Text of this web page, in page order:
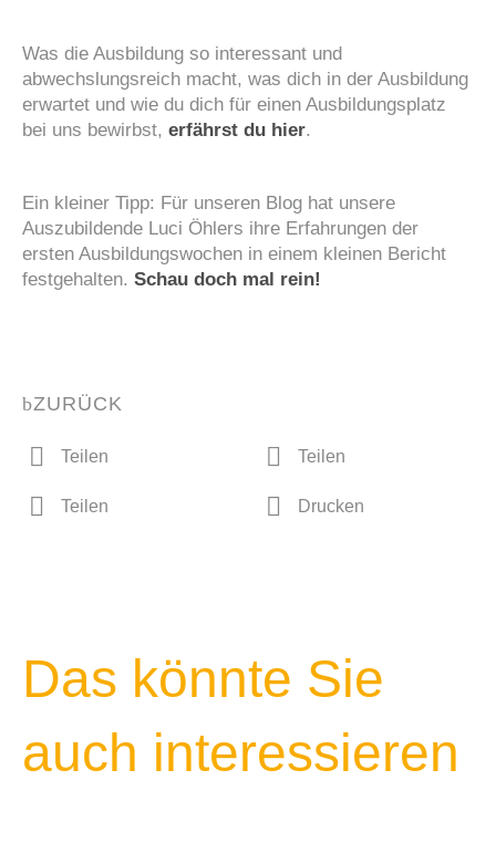
Was die Ausbildung so interessant und
abwechslungsreich macht, was dich in der Ausbildung
erwartet und wie du dich für einen Ausbildungsplatz
bei uns bewirbst, erfährst du hier.
Ein kleiner Tipp: Für unseren Blog hat unsere
Auszubildende Luci Öhlers ihre Erfahrungen der
ersten Ausbildungswochen in einem kleinen Bericht
festgehalten. Schau doch mal rein!
ZURÜCK
Teilen Teilen
Teilen Drucken
Das könnte Sie
auch interessieren